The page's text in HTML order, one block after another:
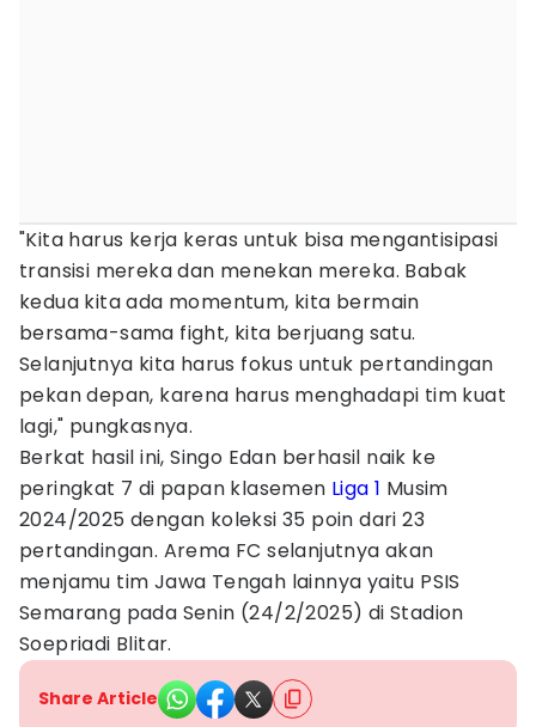
"Kita harus kerja keras untuk bisa mengantisipasi
transisi mereka dan menekan mereka. Babak
kedua kita ada momentum, kita bermain
bersama-sama fight, kita berjuang satu.
Selanjutnya kita harus fokus untuk pertandingan
pekan depan, karena harus menghadapi tim kuat
lagi," pungkasnya.
Berkat hasil ini, Singo Edan berhasil naik ke
peringkat 7 di papan klasemen Liga 1 Musim
2024/2025 dengan koleksi 35 poin dari 23
pertandingan. Arema FC selanjutnya akan
menjamu tim Jawa Tengah lainnya yaitu PSIS
Semarang pada Senin (24/2/2025) di Stadion
Soepriadi Blitar.
Share Article